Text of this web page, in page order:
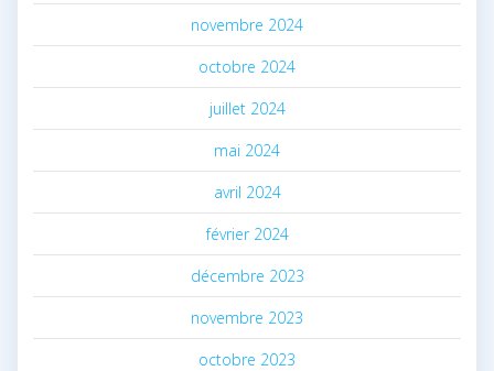
novembre 2024
octobre 2024
juillet 2024
mai 2024
avril 2024
février 2024
décembre 2023
novembre 2023
octobre 2023